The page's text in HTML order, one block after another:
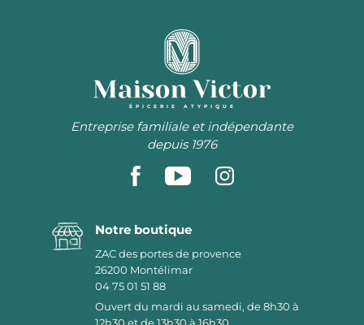
ÉPICERIE ATYPIQUE
Entreprise familiale et indépendante
depuis 1976
Notre boutique
ZAC des portes de provence
26200 Montélimar
04 75 01 51 88
Ouvert du mardi au samedi, de 8h30 à